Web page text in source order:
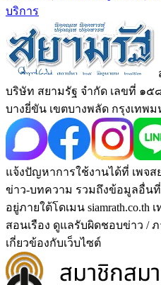
บริการ
บริษัท สยามรัฐ จำกัด เลขที่ ๑
บางยี่ขัน เขตบางพลัด กรุงเทพ
แจ้งปัญหาการใช้งานได้ที่ เพจ
ข่าว-บทความ รวมถึงข้อมูลอื่นที่
อยู่ภายใต้โดเมน siamrath.co.th
สอนเรือง ดูแลรับผิดชอบข่าว /
เกี่ยวข้องกับเว็บไซต์